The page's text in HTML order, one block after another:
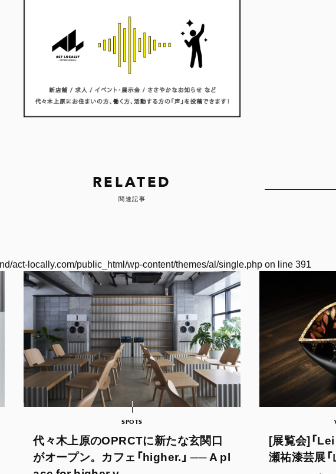
RELATED
関連記事
act-locally.com/public_html/wp-content/themes/al/single.phpon line391
SPOTS
代々木上原のOPRCTに新たな玄関口
がオープン。カフェ「higher.」 ── A pl
[展覧会]「
瀬祐漆芸展